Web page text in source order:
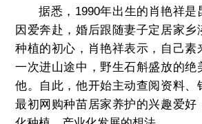
据悉，1990年出生的肖艳祥是
因爱奔赴，婚后跟随妻子定居家乡
种植的初心，肖艳祥表示，自己素
一次进山途中，野生石斛盛放的绝
他。自此，他开始主动查阅资料、
最初网购种苗居家养护的兴趣爱好